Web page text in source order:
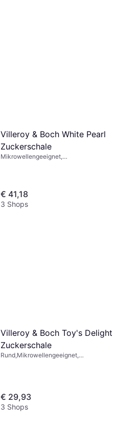
Villeroy & Boch White Pearl
Zuckerschale
Mikrowellengeeignet,
€ 41,18
3 Shops
Villeroy & Boch Toy's Delight
Zuckerschale
Rund,Mikrowellengeeignet,
€ 29,93
3 Shops